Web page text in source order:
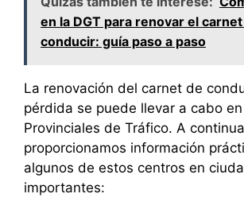
en la DGT para renovar el
conducir: guía paso a paso
La renovación del carnet de
pérdida se puede llevar a cabo
Provinciales de Tráfico. A
proporcionamos información
algunos de estos centros en
importantes: